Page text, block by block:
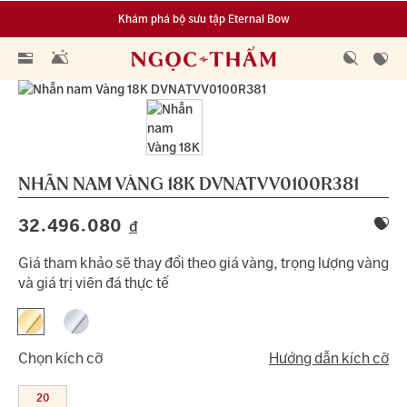
Khám phá bộ sưu tập Eternal Bow
Đa dạng lựa chọn tích luỹ từ 0.1 chỉ vàng 999.9
NHẪN NAM VÀNG 18K DVNATVV0100R381
32.496.080 đ
Giá tham khảo sẽ thay đổi theo giá vàng, trọng lượng vàng
và giá trị viên đá thực tế
Chọn kích cỡ Hướng dẫn kích cỡ
20